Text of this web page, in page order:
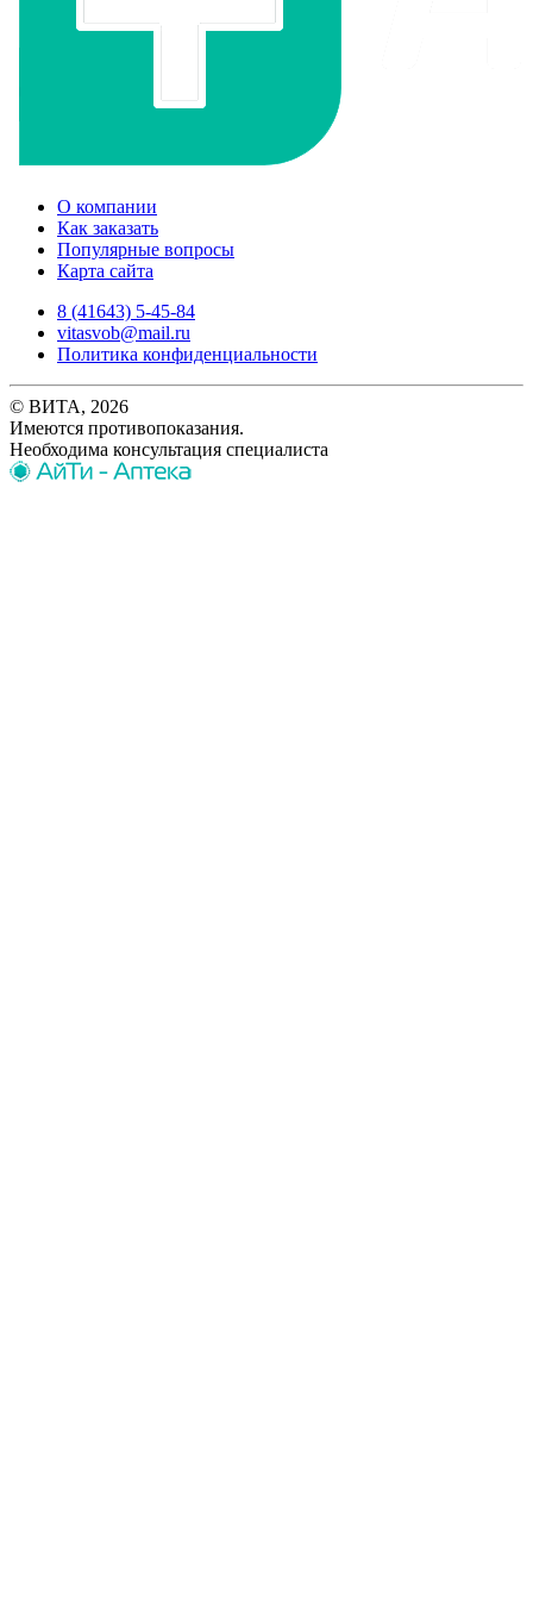
О компании
Как заказать
Популярные вопросы
Карта сайта
8 (41643) 5-45-84
vitasvob@mail.ru
Политика конфиденциальности
© ВИТА, 2026
Имеются противопоказания.
Необходима консультация специалиста